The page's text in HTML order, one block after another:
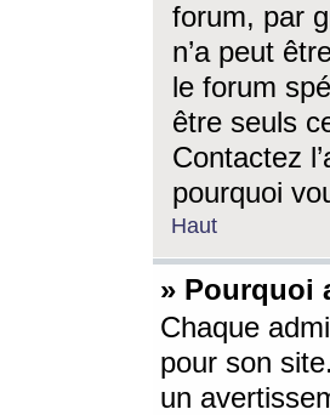
forum, par
n’a peut
le forum
être seuls
Contactez
pourquoi
Haut
» Pourquoi
Chaque
pour son
un